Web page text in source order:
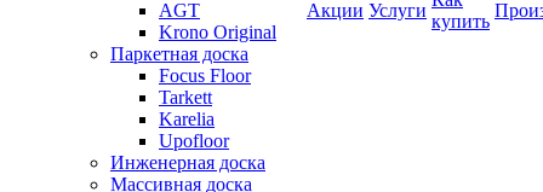
AGT
Krono Original
Паркетная доска
Focus Floor
Tarkett
Karelia
Upofloor
Инженерная доска
Массивная доска
Акции Услуги
купить